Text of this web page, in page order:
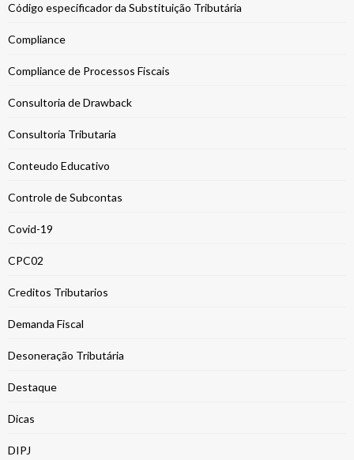
Código especificador da Substituição Tributária
Compliance
Compliance de Processos Fiscais
Consultoria de Drawback
Consultoria Tributaria
Conteudo Educativo
Controle de Subcontas
Covid-19
CPC02
Creditos Tributarios
Demanda Fiscal
Desoneração Tributária
Destaque
Dicas
DIPJ